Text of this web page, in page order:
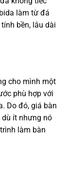
làm từ đá
bền, lâu dài
cho mình một
phù hợp với
Do đó, giá bàn
dù ít nhưng nó
làm bàn